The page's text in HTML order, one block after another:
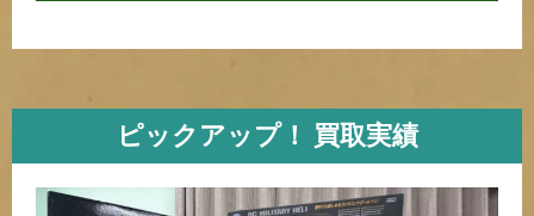
ピックアップ！ 買取実績